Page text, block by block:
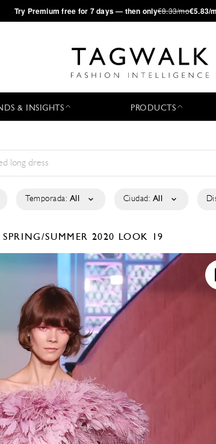
·Try Premium free for 7 days — then only€8.33/mo€5.83/
& INSIGHTS PRODUCTS
Temporada: All Ciudad: All
SPRING/SUMMER 2020 LOOK 19